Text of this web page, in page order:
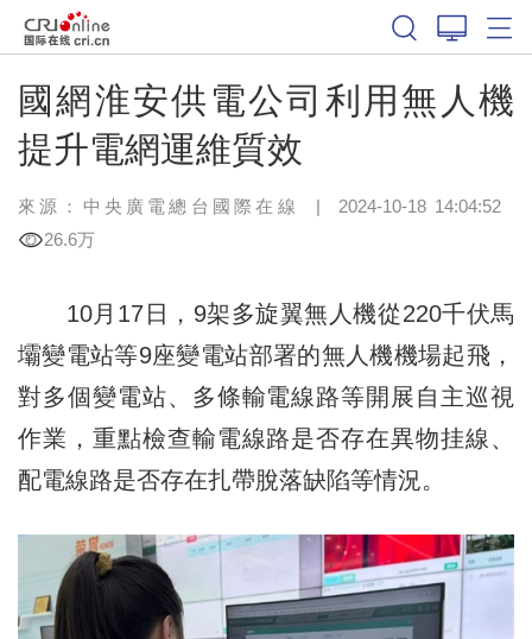
國網淮安供電公司利用無人機
提升電網運維質效
來源：中央廣電總台國際在線 | 2024-10-18 14:04:52
26.6万
10月17日，9架多旋翼無人機從220千伏馬
壩變電站等9座變電站部署的無人機機場起飛，
對多個變電站、多條輸電線路等開展自主巡視
作業，重點檢查輸電線路是否存在異物挂線、
配電線路是否存在扎帶脫落缺陷等情況。